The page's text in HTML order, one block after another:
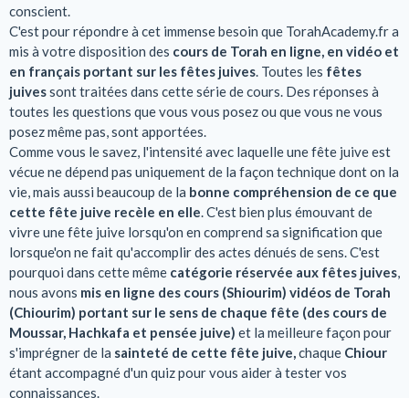
conscient.
C'est pour répondre à cet immense besoin que TorahAcademy.fr a
mis à votre disposition des cours de Torah en ligne, en vidéo et
en français portant sur les fêtes juives. Toutes les fêtes
juivessont traitées dans cette série de cours. Des réponses à
toutes les questions que vous vous posez ou que vous ne vous
posez même pas, sont apportées.
Comme vous le savez, l'intensité avec laquelle une fête juive est
vécue ne dépend pas uniquement de la façon technique dont on la
vie, mais aussi beaucoup de la bonne compréhension de ce que
cette fête juive recèle en elle. C'est bien plus émouvant de
vivre une fête juive lorsqu'on en comprend sa signification que
lorsque'on ne fait qu'accomplir des actes dénués de sens. C'est
pourquoi dans cette même catégorie réservée aux fêtes juives,
nous avons mis en ligne des cours (Shiourim) vidéos de Torah
(Chiourim) portant sur le sens de chaque fête (des cours de
Moussar, Hachkafa et pensée juive) et la meilleure façon pour
s'imprégner de la sainteté de cette fête juive,chaque Chiour
étant accompagné d'un quiz pour vous aider à tester vos
connaissances.